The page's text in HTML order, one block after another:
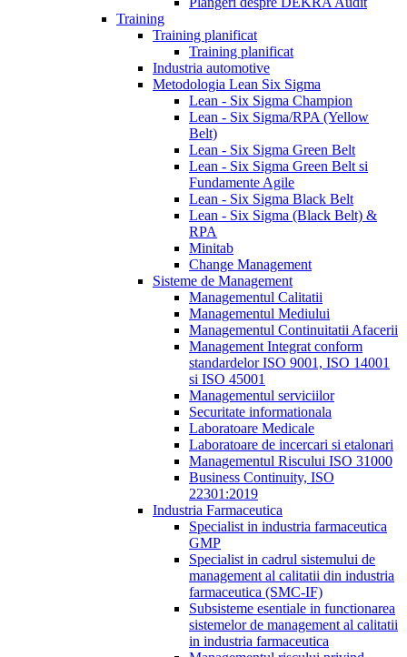
Training
Training planificat
Training planificat
Industria automotive
Metodologia Lean Six Sigma
Lean - Six Sigma Champion
Lean - Six Sigma/RPA (Yellow
Belt)
Lean - Six Sigma Green Belt
Lean - Six Sigma Green Belt si
Fundamente Agile
Lean - Six Sigma Black Belt
Lean - Six Sigma (Black Belt) &
RPA
Minitab
Change Management
Sisteme de Management
Managementul Calitatii
Managementul Mediului
Managementul Continuitatii Afacerii
Management Integrat conform
standardelor ISO 9001, ISO 14001
si ISO 45001
Managementul serviciilor
Securitate informationala
Laboratoare Medicale
Laboratoare de incercari si etalonari
Managementul Riscului ISO 31000
Business Continuity, ISO
22301:2019
Industria Farmaceutica
Specialist in industria farmaceutica
GMP
Specialist in cadrul sistemului de
management al calitatii din industria
farmaceutica (SMC-IF)
Subsisteme esentiale in functionarea
sistemelor de management al calitatii
in industria farmaceutica